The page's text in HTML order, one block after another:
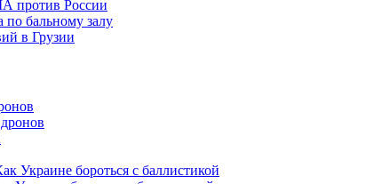
против России
по бальному залу
в Грузии